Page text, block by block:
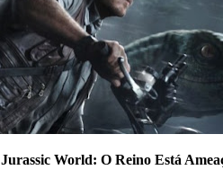
Jurassic World: O Reino Está